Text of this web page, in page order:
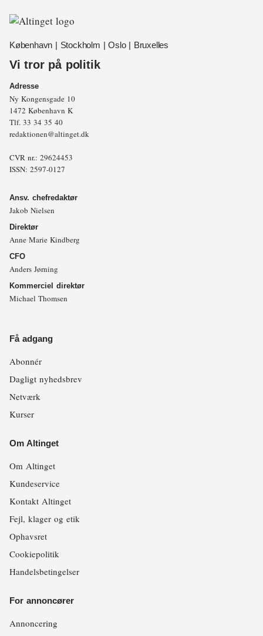
København | Stockholm | Oslo | Bruxelles
Vi tror på politik
Adresse
Ny Kongensgade 10
1472 København K
Tlf. 33 34 35 40
redaktionen@altinget.dk
CVR nr.: 29624453
ISSN: 2597-0127
Ansv. chefredaktør
Jakob Nielsen
Direktør
Anne Marie Kindberg
CFO
Anders Jørning
Kommerciel direktør
Michael Thomsen
Få adgang
Abonnér
Dagligt nyhedsbrev
Netværk
Kurser
Om Altinget
Om Altinget
Kundeservice
Kontakt Altinget
Fejl, klager og etik
Ophavsret
Cookiepolitik
Handelsbetingelser
For annoncører
Annoncering